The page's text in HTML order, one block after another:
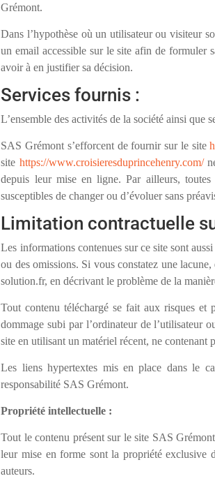
Grémont.
Dans l’hypothèse où un utilisateur ou visiteur
un email accessible sur le site afin de formuler
avoir à en justifier sa décision.
Services fournis :
L’ensemble des activités de la société ainsi que
SAS Grémont s’efforcent de fournir sur le site
site https://www.croisieresduprincehenry.com/
depuis leur mise en ligne. Par ailleurs,
susceptibles de changer ou d’évoluer sans
Limitation contractuelle
Les informations contenues sur ce site sont
ou des omissions. Si vous constatez une
solution.fr, en décrivant le problème de la
Tout contenu téléchargé se fait aux risques et
dommage subi par l’ordinateur de l’utilisateur
site en utilisant un matériel récent, ne contenant
Les liens hypertextes mis en place dans le
responsabilité SAS Grémont.
Propriété intellectuelle :
Tout le contenu présent sur le site SAS
leur mise en forme sont la propriété exclusive
auteurs.